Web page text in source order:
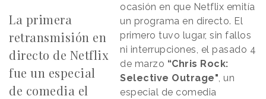
La primera
retransmisión en
directo de Netflix
fue un especial
de comedia el
ocasión en que Netflix emitía
un programa en directo. El
primero tuvo lugar, sin fallos
ni interrupciones, el pasado 4
de marzo “Chris Rock:
Selective Outrage" , un
especial de comedia